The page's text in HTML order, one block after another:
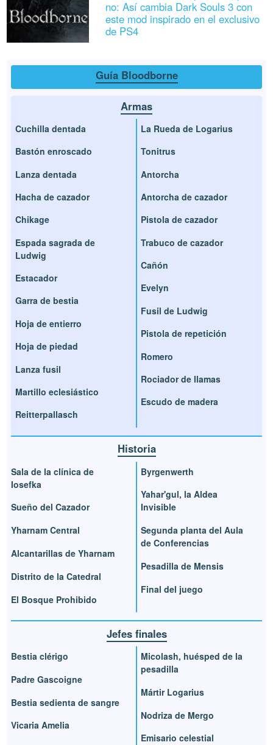
no: Así cambia Dark Souls 3 con
este mod inspirado en el exclusivo
de PS4
Guía Bloodborne
Armas
Cuchilla dentada
Bastón enroscado
Lanza dentada
Hacha de cazador
Chikage
Espada sagrada de
Ludwig
Estacador
Garra de bestia
Hoja de entierro
Hoja de piedad
Lanza fusil
Martillo eclesiástico
Reitterpallasch
La Rueda de Logarius
Tonitrus
Antorcha
Antorcha de cazador
Pistola de cazador
Trabuco de cazador
Cañón
Evelyn
Fusil de Ludwig
Pistola de repetición
Romero
Rociador de llamas
Escudo de madera
Historia
Sala de la clínica de
Iosefka
Sueño del Cazador
Yharnam Central
Alcantarillas de Yharnam
Distrito de la Catedral
El Bosque Prohibido
Byrgenwerth
Yahar'gul, la Aldea
Invisible
Segunda planta del Aula
de Conferencias
Pesadilla de Mensis
Final del juego
Jefes finales
Bestia clérigo
Padre Gascoigne
Bestia sedienta de sangre
Vicaria Amelia
Micolash, huésped de la
pesadilla
Mártir Logarius
Nodriza de Mergo
Emisario celestial